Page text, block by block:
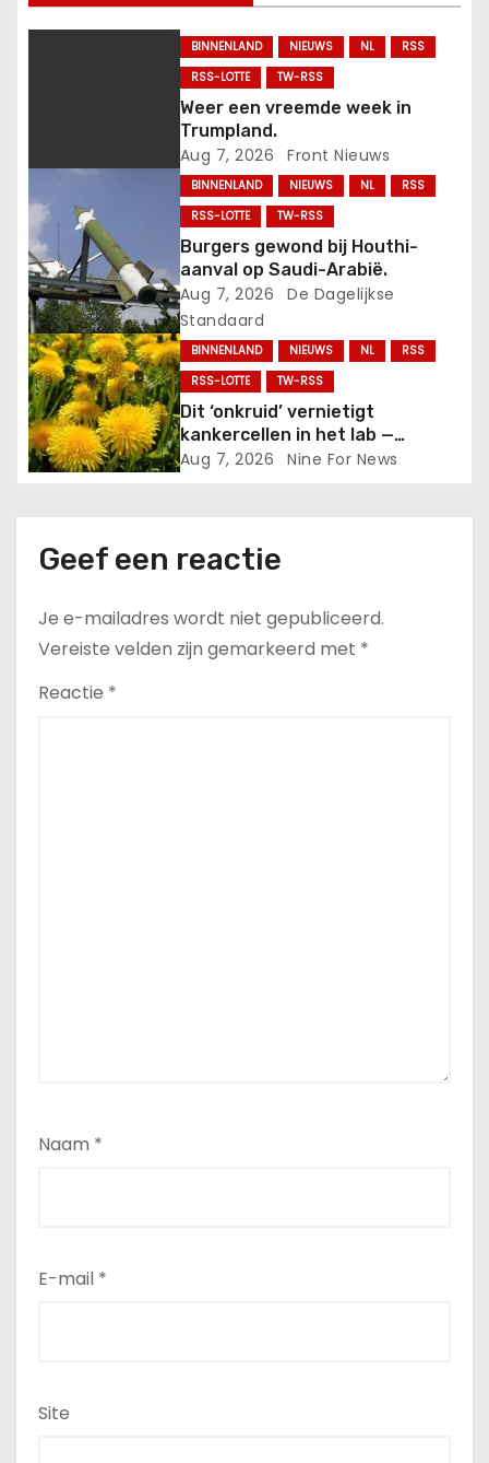
i
t
i
e
BINNENLAND NIEUWS NL
RSS
RSS-LOTTE
TW-RSS
Weer een vreemde week in
Trumpland.
Aug 7, 2026 Front Nieuws
BINNENLAND NIEUWS NL
RSS
RSS-LOTTE
TW-RSS
Burgers gewond bij Houthi-
aanval op Saudi-Arabië.
Aug 7, 2026
De Dagelijkse
Standaard
BINNENLAND NIEUWS NL
RSS
RSS-LOTTE
TW-RSS
Dit ‘onkruid’ vernietigt
kankercellen in het lab —
waarom wordt het nauwelijks
Aug 7, 2026 Nine For News
Geef een reactie
Je e-mailadres wordt niet gepubliceerd.
Vereiste velden zijn gemarkeerd met *
Reactie *
Naam *
E-mail *
Site